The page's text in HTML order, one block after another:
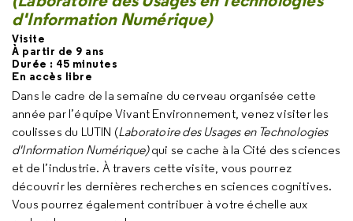
d'Information Numérique)
Visite
À partir de 9 ans
Durée : 45 minutes
En accès libre
Dans le cadre de la semaine du cerveau organisée cette
année par l’équipe Vivant Environnement, venez visiter les
coulisses du LUTIN (Laboratoire des Usages en Technologies
d'Information Numérique)qui se cache à la Cité des sciences
et de l’industrie. À travers cette visite, vous pourrez
découvrir les dernières recherches en sciences cognitives.
Vous pourrez également contribuer à votre échelle aux